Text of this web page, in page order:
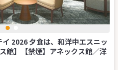
2026 夕食は、和洋中エスニッ
館】【禁煙】アネックス館／洋